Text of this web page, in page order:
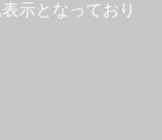
示となっており